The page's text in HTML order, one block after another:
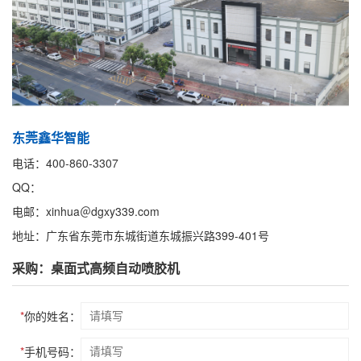
东莞鑫华智能
电话：400-860-3307
QQ：
电邮：xinhua＠dgxy339.com
地址：广东省东莞市东城街道东城振兴路399-401号
采购：桌面式高频自动喷胶机
*你的姓名：
*手机号码：